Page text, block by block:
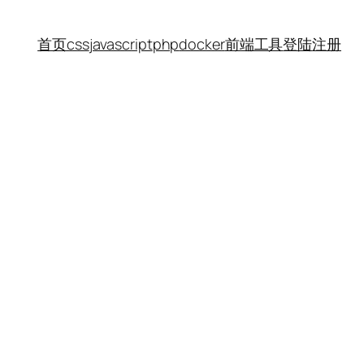
首页cssjavascriptphpdocker前端工具登陆注册